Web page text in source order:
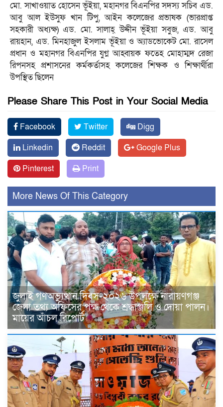
মো. সাখাওয়াত হোসেন ভূঁইয়া, মহানগর বিএনপির সদস্য সচিব এড.
আবু আল ইউসুফ খান টিপু, আইন কলেজের প্রভাষক (ভারপ্রাপ্ত
সহকারী অধ্যক্ষ) এড. মো. সালাহ্ উদ্দীন ভূঁইয়া সবুজ, এড. আবু
রায়হান, এড. মিনহাজুল ইসলাম ভূঁইয়া ও অ্যাডভোকেট মো. রাসেল
প্রধান ও মহানগর বিএনপির যুগ্ন আহ্বায়ক ফতেহ মোহাম্মদ রেজা
রিপনসহ প্রশাসনের কর্মকর্তাসহ কলেজের শিক্ষক ও শিক্ষার্থীরা
উপস্থিত ছিলেন
Please Share This Post in Your Social Media
Facebook Twitter
Digg
Linkedin
Reddit
Google Plus
Pinterest
Print
More News Of This Category
জুলাই গণঅভ্যুত্থান দিবস-২০২৬ উপলক্ষে নারায়ণগঞ্জ
জেলা তথ্য অফিসের পক্ষ থেকে শ্রদ্ধাঞ্জলি ও দোয়া পালন।
মায়ের আঁচল রিপোর্ট